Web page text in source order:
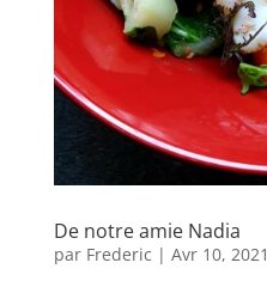
De notre amie Nadia
par Frederic | Avr 10, 2021